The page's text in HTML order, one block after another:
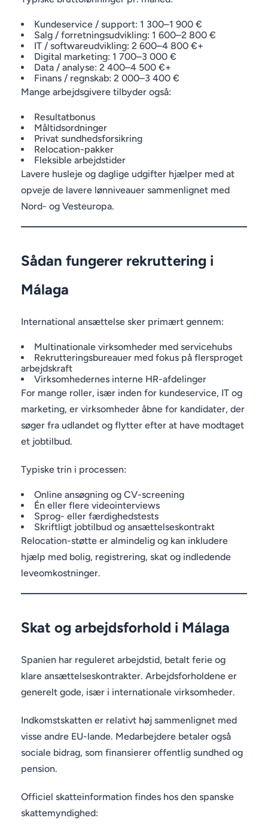
Kundeservice / support: 1 300–1 900 €
Salg / forretningsudvikling: 1 600–2 800 €
IT / softwareudvikling: 2 600–4 800 €+
Digital marketing: 1 700–3 000 €
Data / analyse: 2 400–4 500 €+
Finans / regnskab: 2 000–3 400 €
Mange arbejdsgivere tilbyder også:
Resultatbonus
Måltidsordninger
Privat sundhedsforsikring
Relocation-pakker
Fleksible arbejdstider
Lavere husleje og daglige udgifter hjælper med at
opveje de lavere lønniveauer sammenlignet med
Nord- og Vesteuropa.
Sådan fungerer rekruttering i
Málaga
International ansættelse sker primært gennem:
Multinationale virksomheder med servicehubs
Rekrutteringsbureauer med fokus på flersproget
arbejdskraft
Virksomhedernes interne HR-afdelinger
For mange roller, især inden for kundeservice, IT og
marketing, er virksomheder åbne for kandidater, der
søger fra udlandet og flytter efter at have modtaget
et jobtilbud.
Typiske trin i processen:
Online ansøgning og CV-screening
Én eller flere videointerviews
Sprog- eller færdighedstests
Skriftligt jobtilbud og ansættelseskontrakt
Relocation-støtte er almindelig og kan inkludere
hjælp med bolig, registrering, skat og indledende
leveomkostninger.
Skat og arbejdsforhold i Málaga
Spanien har reguleret arbejdstid, betalt ferie og
klare ansættelseskontrakter. Arbejdsforholdene er
generelt gode, især i internationale virksomheder.
Indkomstskatten er relativt høj sammenlignet med
visse andre EU-lande. Medarbejdere betaler også
sociale bidrag, som finansierer offentlig sundhed og
pension.
Officiel skatteinformation findes hos den spanske
skattemyndighed: